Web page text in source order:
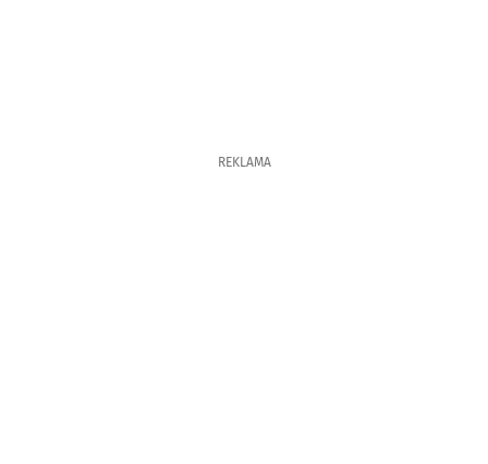
REKLAMA